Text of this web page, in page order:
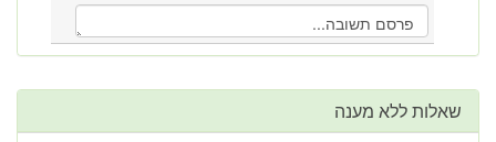
שאלות ללא מענה